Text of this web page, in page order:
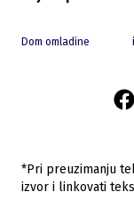
Dom omladine
*Pri preuzimanju
izvor i linkovati